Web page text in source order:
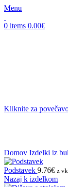
Menu
0 items 0.00€
Kliknite za
Domov Izdelki iz
Podstavek 9.76€ z
Nazaj k izdelkom